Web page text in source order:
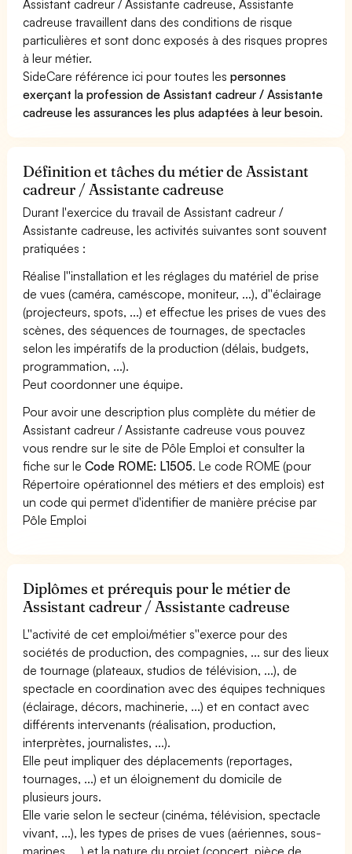
Assistant cadreur / Assistante cadreuse, Assistante
cadreuse travaillent dans des conditions de risque
particulières et sont donc exposés à des risques propres
à leur métier.
SideCare référence ici pour toutes lespersonnes
exerçant la profession de Assistant cadreur / Assistante
cadreuse les assurances les plus adaptées à leur besoin.
Définition et tâches du métier de Assistant
cadreur / Assistante cadreuse
Durant l'exercice du travail de Assistant cadreur /
Assistante cadreuse, les activités suivantes sont souvent
pratiquées :
Réalise l''installation et les réglages du matériel de prise
de vues (caméra, caméscope, moniteur, ...), d''éclairage
(projecteurs, spots, ...) et effectue les prises de vues des
scènes, des séquences de tournages, de spectacles
selon les impératifs de la production (délais, budgets,
programmation, ...).
Peut coordonner une équipe.
Pour avoir une description plus complète du métier de
Assistant cadreur / Assistante cadreuse vous pouvez
vous rendre sur le site de Pôle Emploi et consulter la
fiche sur leCode ROME: L1505. Le code ROME (pour
Répertoire opérationnel des métiers et des emplois) est
un code qui permet d'identifier de manière précise par
Pôle Emploi
Diplômes et prérequis pour le métier de
Assistant cadreur / Assistante cadreuse
L''activité de cet emploi/métier s''exerce pour des
sociétés de production, des compagnies, ... sur des lieux
de tournage (plateaux, studios de télévision, ...), de
spectacle en coordination avec des équipes techniques
(éclairage, décors, machinerie, ...) et en contact avec
différents intervenants (réalisation, production,
interprètes, journalistes, ...).
Elle peut impliquer des déplacements (reportages,
tournages, ...) et un éloignement du domicile de
plusieurs jours.
Elle varie selon le secteur (cinéma, télévision, spectacle
vivant, ...), les types de prises de vues (aériennes, sous-
marines, ...) et la nature du projet (concert, pièce de